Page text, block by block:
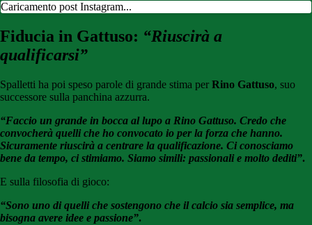
Caricamento post Instagram...
Fiducia in Gattuso: “Riuscirà a
qualificarsi”
Spalletti ha poi speso parole di grande stima per Rino Gattuso, suo
successore sulla panchina azzurra.
“Faccio un grande in bocca al lupo a Rino Gattuso. Credo che
convocherà quelli che ho convocato io per la forza che hanno.
Sicuramente riuscirà a centrare la qualificazione. Ci conosciamo
bene da tempo, ci stimiamo. Siamo simili: passionali e molto dediti”.
E sulla filosofia di gioco:
“Sono uno di quelli che sostengono che il calcio sia semplice, ma
bisogna avere idee e passione”.